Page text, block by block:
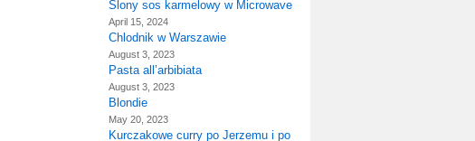
Slony sos karmelowy w Microwave
April 15, 2024
Chlodnik w Warszawie
August 3, 2023
Pasta all’arbibiata
August 3, 2023
Blondie
May 20, 2023
Kurczakowe curry po Jerzemu i po